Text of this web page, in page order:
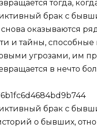
тогда,
брак с
оказываются
и тайны,
угрозами, им
в нечто
брак с
о бывших,